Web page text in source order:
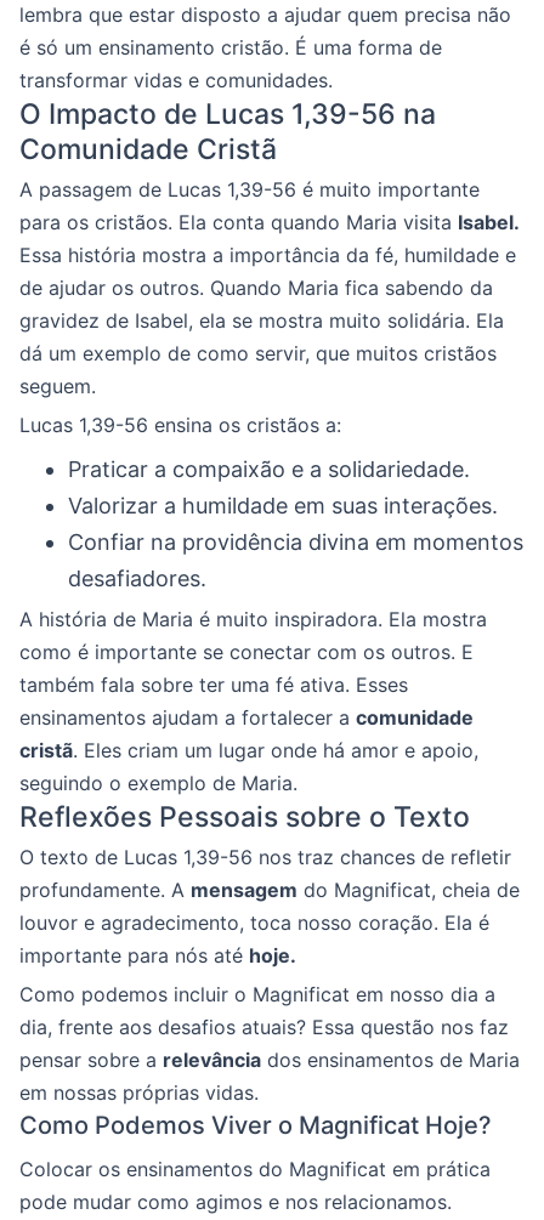
lembra que estar disposto a ajudar quem precisa não
é só um ensinamento cristão. É uma forma de
transformar vidas e comunidades.
O Impacto de Lucas 1,39-56 na
Comunidade Cristã
A passagem de Lucas 1,39-56 é muito importante
para os cristãos. Ela conta quando Maria visita Isabel.
Essa história mostra a importância da fé, humildade e
de ajudar os outros. Quando Maria fica sabendo da
gravidez de Isabel, ela se mostra muito solidária. Ela
dá um exemplo de como servir, que muitos cristãos
seguem.
Lucas 1,39-56 ensina os cristãos a:
Praticar a compaixão e a solidariedade.
Valorizar a humildade em suas interações.
Confiar na providência divina em momentos
desafiadores.
A história de Maria é muito inspiradora. Ela mostra
como é importante se conectar com os outros. E
também fala sobre ter uma fé ativa. Esses
ensinamentos ajudam a fortalecer a comunidade
cristã. Eles criam um lugar onde há amor e apoio,
seguindo o exemplo de Maria.
Reflexões Pessoais sobre o Texto
O texto de Lucas 1,39-56 nos traz chances de refletir
profundamente. A mensagem do Magnificat, cheia de
louvor e agradecimento, toca nosso coração. Ela é
importante para nós até hoje.
Como podemos incluir o Magnificat em nosso dia a
dia, frente aos desafios atuais? Essa questão nos faz
pensar sobre a relevância dos ensinamentos de Maria
em nossas próprias vidas.
Como Podemos Viver o Magnificat Hoje?
Colocar os ensinamentos do Magnificat em prática
pode mudar como agimos e nos relacionamos.